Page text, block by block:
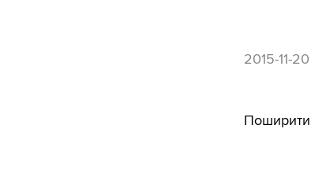
2015-11-
Поширити